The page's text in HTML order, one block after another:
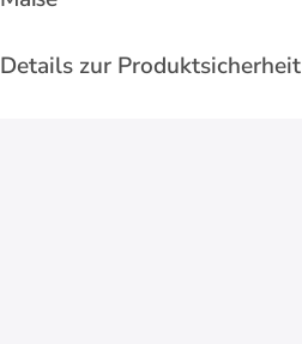
Details zur Produktsicherheit